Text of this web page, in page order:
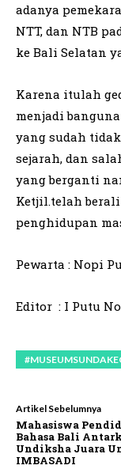
adanya
NTT, dan NTB
ke Bali Selatan
Karena itulah
menjadi
yang sudah
sejarah, dan
yang berganti
Ketjil.telah
penghidupan
Pewarta : Nopi
Editor : I Putu
Artikel Sebelumnya
Mahasiswa
Bahasa Bali
Undiksha Juara
IMBASADI